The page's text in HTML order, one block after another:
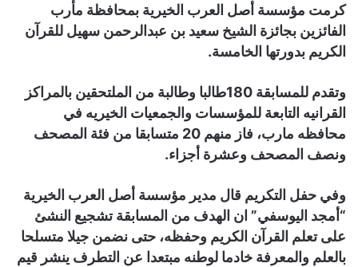
كرمت مؤسسة أصل العرب الخيرية بمحافظة مأرب
الفائزين بجائزة الشيخ سعيد بن عبدالرحمن سهيل للقرآن
الكريم بدورتها الخامسة.
وتقدم للمسابقة 180طالبا وطالبة من الملتحقين بالمراكز
القرانيه التابعة للمؤسسات والجمعيات الخيريه في
محافظه مارب، فاز منهم 20 متسابقا من فئة المصحف
ونصف المصحف وعشرة أجزاء.
وفي حفل التكريم قال مدير مؤسسة أصل العرب الخيرية
“أمجد اليوسفي” ان الهدف من المسابقة تشجيع النشئ
على تعلم القرآن الكريم وحفظه، حتى نضمن جيلا متسلحا
بالعلم والمعرفة خادما لوطنه مبتعدا عن التطرف ينشر قيم